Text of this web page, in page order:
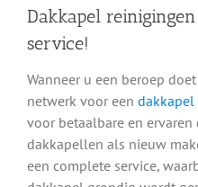
Dakkapel
service!
Wanneer u een beroep
netwerk voor een dakkapel
voor betaalbare en
dakkapellen als nieuw
een complete service,